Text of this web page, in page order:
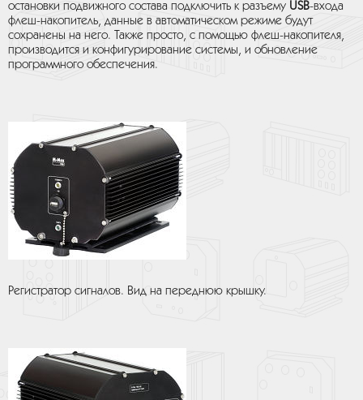
остановки подвижного состава подключить к разъему USB-входа
флеш-накопитель, данные в автоматическом режиме будут
сохранены на него. Также просто, с помощью флеш-накопителя,
производится и конфигурирование системы, и обновление
программного обеспечения.
Регистратор сигналов. Вид на переднюю крышку.